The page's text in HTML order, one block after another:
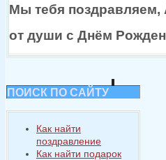
Мы тебя поздравляем,
от души с Днём
ПОИСК ПО САЙТУ
Как найти
поздравление
Как найти подарок